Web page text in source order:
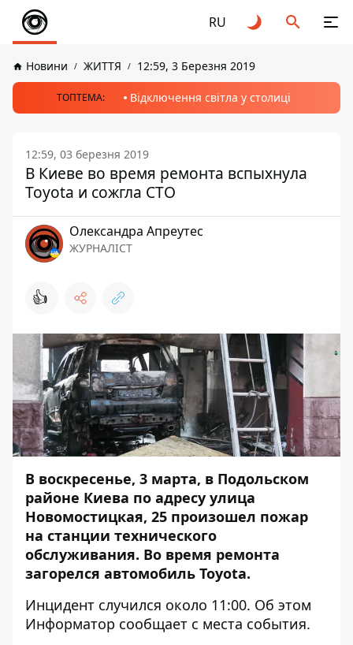
RU
Новини ЖИТТЯ 12:59, 3 Березня 2019
ТОПТЕМА: Відключення світла у столиці
12:59, 03 березня 2019
В Киеве во время ремонта вспыхнула
Toyota и сожгла СТО
Олександра Апреутес
ЖУРНАЛІСТ
👍
В воскресенье, 3 марта, в Подольском
районе Киева по адресу улица
Новомостицкая, 25 произошел пожар
на станции технического
обслуживания. Во время ремонта
загорелся автомобиль Toyota.
Инцидент случился около 11:00. Об этом
Информатор сообщает с места события.